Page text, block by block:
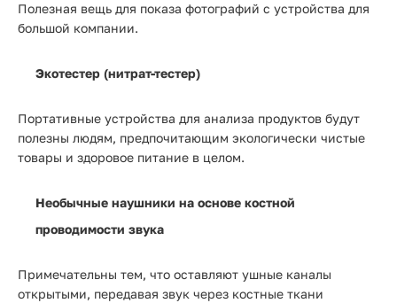
Полезная вещь для показа фотографий с устройства для
большой компании.
Экотестер (нитрат-тестер)
Портативные устройства для анализа продуктов будут
полезны людям, предпочитающим экологически чистые
товары и здоровое питание в целом.
Необычные наушники на основе костной
проводимости звука
Примечательны тем, что оставляют ушные каналы
открытыми, передавая звук через костные ткани